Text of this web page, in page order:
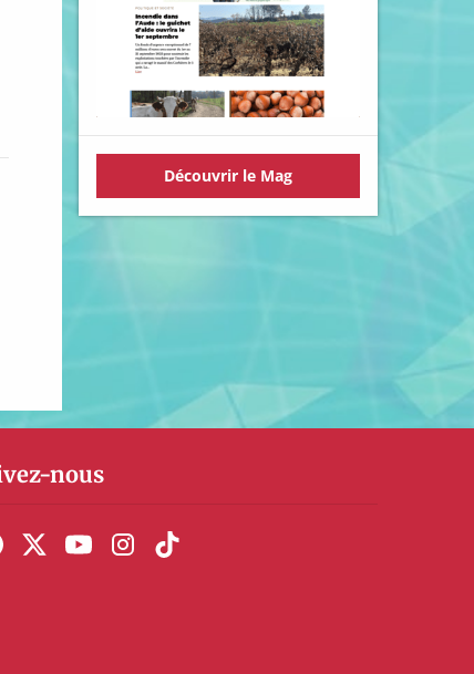
Découvrir le Mag
nous